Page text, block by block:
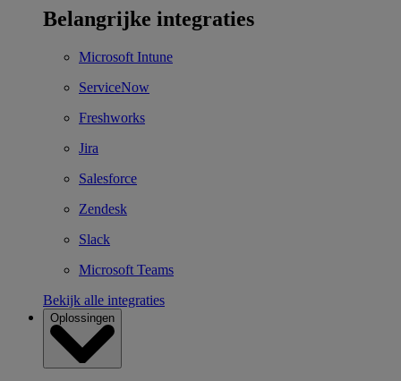
Belangrijke integraties
Microsoft Intune
ServiceNow
Freshworks
Jira
Salesforce
Zendesk
Slack
Microsoft Teams
Bekijk alle integraties
Oplossingen